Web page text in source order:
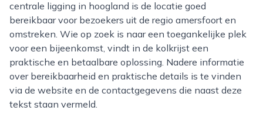
centrale ligging in hoogland is de locatie goed
bereikbaar voor bezoekers uit de regio amersfoort en
omstreken. Wie op zoek is naar een toegankelijke plek
voor een bijeenkomst, vindt in de kolkrijst een
praktische en betaalbare oplossing. Nadere informatie
over bereikbaarheid en praktische details is te vinden
via de website en de contactgegevens die naast deze
tekst staan vermeld.